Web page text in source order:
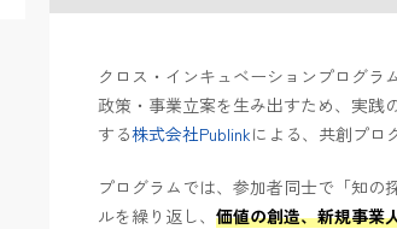
クロス・インキュベーションプログラ
政策・事業立案を生み出すため、実践
する株式会社Publinkによる、共創プロ
プログラムでは、参加者同士で「知の
ルを繰り返し、 価値の創造、新規事業